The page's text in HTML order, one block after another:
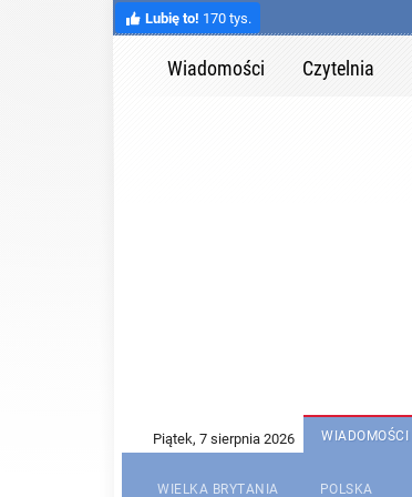
Lubię to! 170 tys.
Wiadomości Czytelnia
WIADOMOŚCI
WIELKA BRYTANIA POLSKA